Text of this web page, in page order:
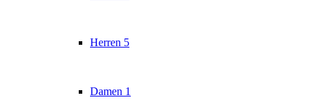
Herren 5
Damen 1